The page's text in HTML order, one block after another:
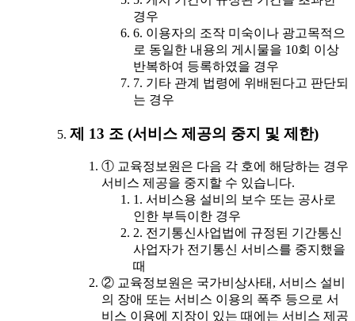
경우
6. 이용자의 조작 미숙이나 광고목적으
로 동일한 내용의 게시물을 10회 이상
반복하여 등록하였을 경우
7. 기타 관계 법령에 위배된다고 판단되
는 경우
제 13 조 (서비스 제공의 중지 및 제한)
① 교육정보원은 다음 각 호에 해당하는 경우
서비스 제공을 중지할 수 있습니다.
1. 서비스용 설비의 보수 또는 공사로
인한 부득이한 경우
2. 전기통신사업법에 규정된 기간통신
사업자가 전기통신 서비스를 중지했을
때
② 교육정보원은 국가비상사태, 서비스 설비
의 장애 또는 서비스 이용의 폭주 등으로 서
비스 이용에 지장이 있는 때에는 서비스 제공